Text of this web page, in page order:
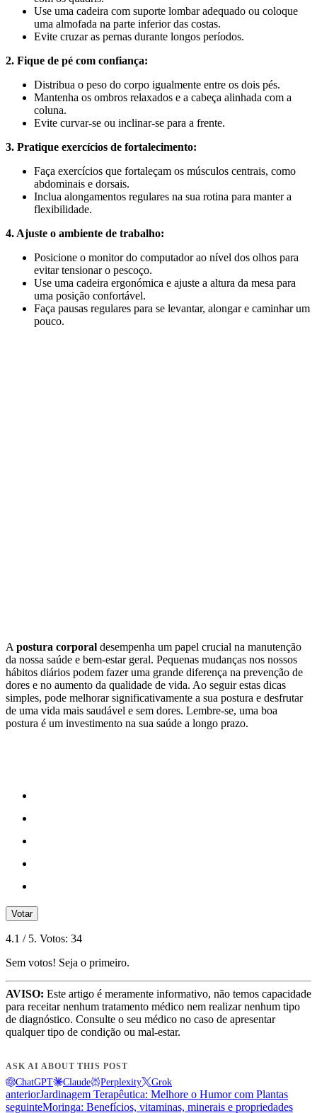
Use uma cadeira com suporte lombar adequado ou coloque
uma almofada na parte inferior das costas.
Evite cruzar as pernas durante longos períodos.
2. Fique de pé com confiança:
Distribua o peso do corpo igualmente entre os dois pés.
Mantenha os ombros relaxados e a cabeça alinhada com a
coluna.
Evite curvar-se ou inclinar-se para a frente.
3. Pratique exercícios de fortalecimento:
Faça exercícios que fortaleçam os músculos centrais, como
abdominais e dorsais.
Inclua alongamentos regulares na sua rotina para manter a
flexibilidade.
4. Ajuste o ambiente de trabalho:
Posicione o monitor do computador ao nível dos olhos para
evitar tensionar o pescoço.
Use uma cadeira ergonómica e ajuste a altura da mesa para
uma posição confortável.
Faça pausas regulares para se levantar, alongar e caminhar um
pouco.
A postura corporal desempenha um papel crucial na manutenção
da nossa saúde e bem-estar geral. Pequenas mudanças nos nossos
hábitos diários podem fazer uma grande diferença na prevenção de
dores e no aumento da qualidade de vida. Ao seguir estas dicas
simples, pode melhorar significativamente a sua postura e desfrutar
de uma vida mais saudável e sem dores. Lembre-se, uma boa
postura é um investimento na sua saúde a longo prazo.
Votar
4.1 / 5. Votos: 34
Sem votos! Seja o primeiro.
AVISO: Este artigo é meramente informativo, não temos capacidade
para receitar nenhum tratamento médico nem realizar nenhum tipo
de diagnóstico. Consulte o seu médico no caso de apresentar
qualquer tipo de condição ou mal-estar.
ASK AI ABOUT THIS POST
ChatGPT Claude Perplexity Grok
anteriorJardinagem Terapêutica: Melhore o Humor com Plantas
seguinteMoringa: Benefícios, vitaminas, minerais e propriedades